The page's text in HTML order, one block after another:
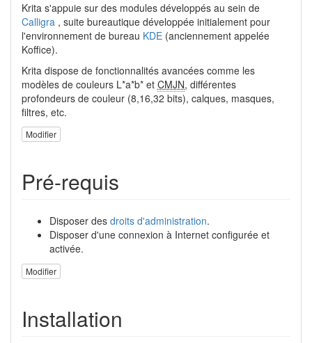
Krita s'appuie sur des modules développés au sein de
Calligra , suite bureautique développée initialement pour
l'environnement de bureau KDE (anciennement appelée
Koffice).
Krita dispose de fonctionnalités avancées comme les
modèles de couleurs L*a*b* et CMJN, différentes
profondeurs de couleur (8,16,32 bits), calques, masques,
filtres, etc.
Modifier
Pré-requis
Disposer des droits d'administration.
Disposer d'une connexion à Internet configurée et
activée.
Modifier
Installation